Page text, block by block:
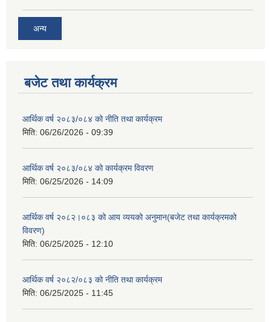
अन्य
बजेट तथा कार्यक्रम
आर्थिक वर्ष २०८३/०८४ को नीति तथा कार्यक्रम
मिति: 06/26/2026 - 09:39
आर्थिक वर्ष २०८३/०८४ को कार्यक्रम विवरण
मिति: 06/25/2026 - 14:09
आर्थिक वर्ष २०८२।०८३ को आय व्ययको अनुमान(बजेट तथा कार्यक्रमको
विवरण)
मिति: 06/25/2025 - 12:10
आर्थिक वर्ष २०८२/०८३ को नीति तथा कार्यक्रम
मिति: 06/25/2025 - 11:45